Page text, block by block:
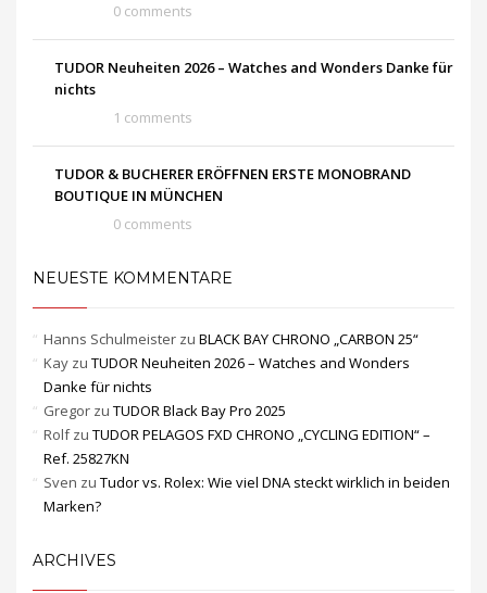
0 comments
TUDOR Neuheiten 2026 – Watches and Wonders Danke für
nichts
1 comments
TUDOR & BUCHERER ERÖFFNEN ERSTE MONOBRAND
BOUTIQUE IN MÜNCHEN
0 comments
NEUESTE KOMMENTARE
Hanns Schulmeister zu BLACK BAY CHRONO „CARBON 25“
Kay zu TUDOR Neuheiten 2026 – Watches and Wonders
Danke für nichts
Gregor zu TUDOR Black Bay Pro 2025
Rolfzu TUDOR PELAGOS FXD CHRONO „CYCLING EDITION“ –
Ref. 25827KN
Sven zu Tudor vs. Rolex: Wie viel DNA steckt wirklich in beiden
Marken?
ARCHIVES